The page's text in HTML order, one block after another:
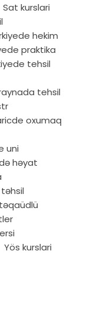
Sat kurslari
hekim
praktika
tehsil
tehsil
oxumaq
uni
həyat
Yös kurslari